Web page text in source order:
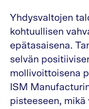
Yhdysvaltojen
kohtuullisen
epätasaisena.
selvän
mollivoittoisena
ISM
pisteeseen,